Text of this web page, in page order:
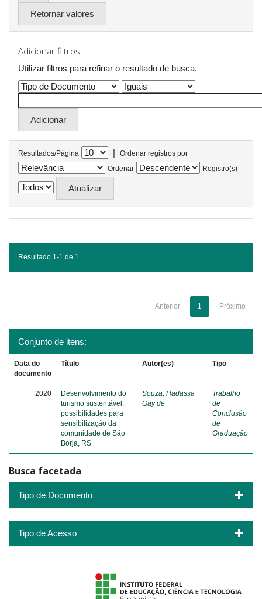
Retornar valores
Adicionar filtros:
Utilizar filtros para refinar o resultado de busca.
Resultados/Página |
Ordenar registros por
Ordenar
Registro(s)
Resultado 1-1 de 1.
Anterior 1 Próximo
Conjunto de itens:
Data do
documento
Título Autor(es) Tipo
2020
Desenvolvimento do
turismo sustentável:
possibilidades para
sensibilização da
comunidade de São
Borja, RS
Souza, Hadassa
Gay de
Trabalho
de
Conclusão
de
Graduação
Busca facetada
Tipo de Documento
Tipo de Acesso